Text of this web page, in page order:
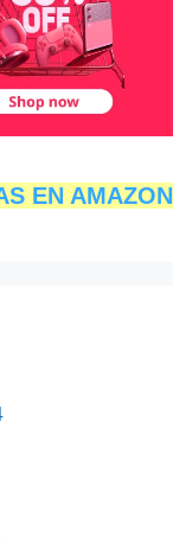
EN AMAZON